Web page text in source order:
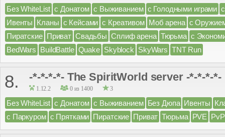
Без WhiteList с Донатом с Выживанием с Голодными играми
Ивенты Кланы с Кейсами с Креативом Моб арена с
Пиратские Приват Свадьбы Сплиф арена Тюрьма с
BedWars BuildBattle Quake Skyblock SkyWars TNT Run
8. -*-*-*-*- The SpiritWorld server -*-*-*-*-
1.12.2 0 из 1400 3
Без WhiteList с Донатом с Выживанием Без Дюпа Ивенты
с Паркуром с Прятками Пиратские Приват Тюрьма PVE PvP